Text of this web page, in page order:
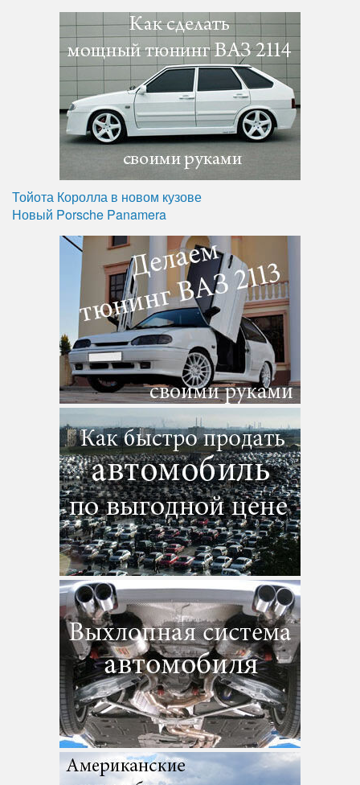
Тойота Королла в новом кузове
Новый Porsche Panamera